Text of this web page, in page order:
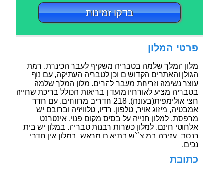
בדקו זמינות
פרטי המלון
מלון המלך שלמה בטבריה משקיף לעבר הכינרת, רמת
הגולן והאתרים הקדושים וכן לטבריה העתיקה, עם נוף
עוצר נשימה וזריחת מעבר להרים. מלון המלך שלמה
בטבריה מציע לאורחיו מועדון בריאות הכולל בריכת שחייה
חצי אולימפית(בעונה), 218 חדרים מרווחים, עם חדר
אמבטיה, מיזוג אויר, טלפון, רדיו, טלוויזיה וברובם יש
מרפסת. למלון חנייה על בסיס מקום פנוי. אינטרנט
אלחוטי חינם. למלון כשרות רבנות טבריה. במלון יש בית
כנסת. עזיבה במוצ``ש בתיאום מראש. במלון אין חדרי
נכים.
כתובת